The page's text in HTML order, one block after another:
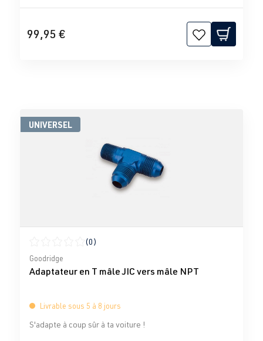
99,95 €
UNIVERSEL
Note moyenne de 0 sur 5 étoiles
(0)
Goodridge
Adaptateur en T mâle JIC vers mâle NPT
Livrable sous 5 à 8 jours
S'adapte à coup sûr à ta voiture !